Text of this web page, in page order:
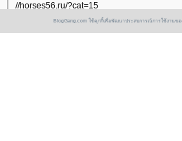
//horses56.ru/?cat=15
//proff-d.ru/Trenazhery/Velotrenazhery/
//www.anross.ru/index.php?l0=reports
BlogGang.com ใช้คุกกี้เพื่อพัฒนาประสบการณ์การใช้งานข